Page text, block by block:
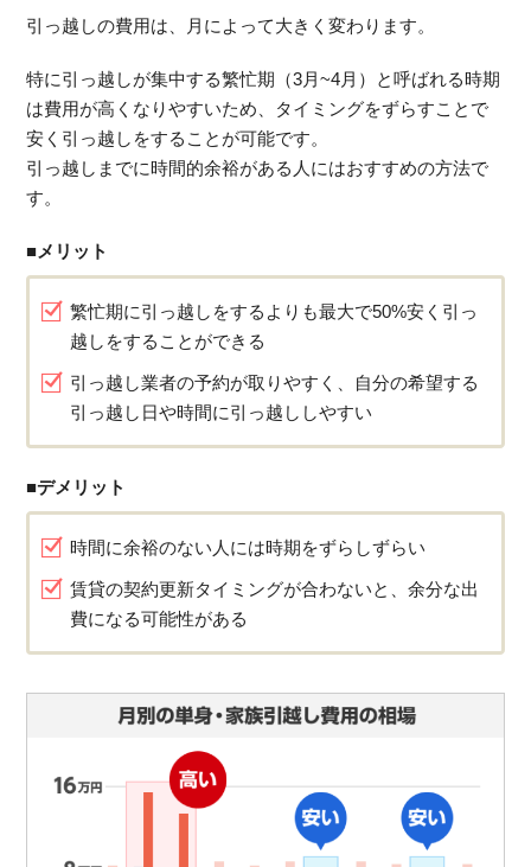
引っ越しの費用は、月によって大きく変わります。
特に引っ越しが集中する繁忙期（3月~4月）と呼ばれる時期
は費用が高くなりやすいため、タイミングをずらすことで
安く引っ越しをすることが可能です。
引っ越しまでに時間的余裕がある人にはおすすめの方法で
す。
■メリット
繁忙期に引っ越しをするよりも最大で50%安く引っ
越しをすることができる
引っ越し業者の予約が取りやすく、自分の希望する
引っ越し日や時間に引っ越ししやすい
■デメリット
時間に余裕のない人には時期をずらしずらい
賃貸の契約更新タイミングが合わないと、余分な出
費になる可能性がある